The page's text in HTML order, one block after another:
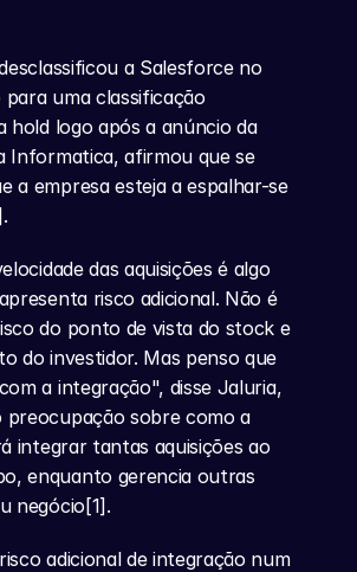
a Salesforce no
para uma classificação
hold logo após a anúncio da
Informatica, afirmou que se
a empresa esteja a espalhar-se
das aquisições é algo
risco adicional. Não é
do ponto de vista do stock e
do investidor. Mas penso que
a integração", disse Jaluria,
preocupação sobre como a
integrar tantas aquisições ao
enquanto gerencia outras
negócio[1].
adicional de integração num